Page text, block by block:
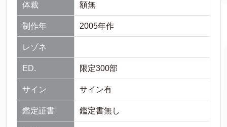
体裁 額無
制作年 2005年作
レゾネ
ED. 限定300部
サイン サイン有
鑑定証書 鑑定書無し